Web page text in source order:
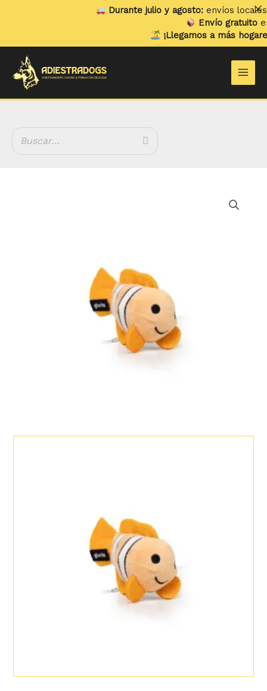
Durante julio y agosto:envíos locales y
Envío gratuitoen
¡Llegamos a más hogares!